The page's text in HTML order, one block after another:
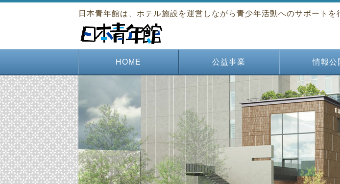
日本青年館は、ホテル施設を運営しながら青少年活動へのサポートを
HOME 公益事業 情報公